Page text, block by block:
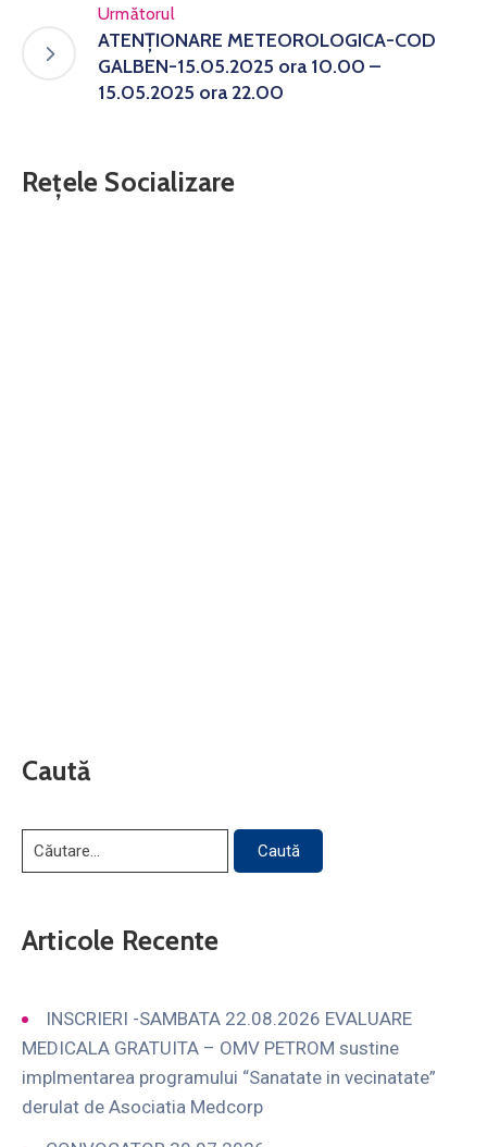
Următorul
ATENȚIONARE METEOROLOGICA-COD
GALBEN-15.05.2025 ora 10.00 –
15.05.2025 ora 22.00
Rețele Socializare
Caută
Articole Recente
INSCRIERI -SAMBATA 22.08.2026 EVALUARE
MEDICALA GRATUITA – OMV PETROM sustine
implmentarea programului “Sanatate in vecinatate”
derulat de Asociatia Medcorp